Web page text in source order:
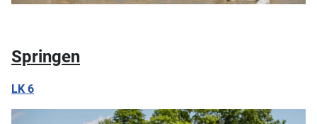
Springen
LK 6